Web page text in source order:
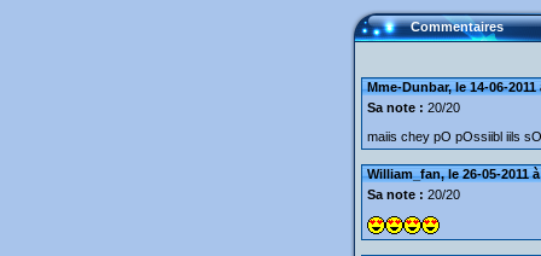
Commentaires
Mme-Dunbar, le 14-06-2011
Sa note : 20/20
maiis chey pO pOssiibl iils
William_fan, le 26-05-2011
Sa note : 20/20